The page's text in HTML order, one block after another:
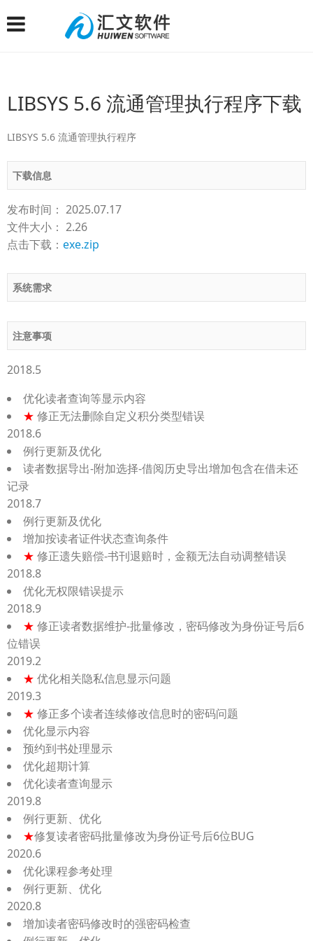
LIBSYS 5.6 流通管理执行程序下载
LIBSYS 5.6 流通管理执行程序
下载信息
发布时间： 2025.07.17
文件大小： 2.26
点击下载： exe.zip
系统需求
注意事项
2018.5
优化读者查询等显示内容
★ 修正无法删除自定义积分类型错误
2018.6
例行更新及优化
读者数据导出-附加选择-借阅历史导出增加包含在借未还
记录
2018.7
例行更新及优化
增加按读者证件状态查询条件
★ 修正遗失赔偿-书刊退赔时，金额无法自动调整错误
2018.8
优化无权限错误提示
2018.9
★ 修正读者数据维护-批量修改，密码修改为身份证号后6
位错误
2019.2
★ 优化相关隐私信息显示问题
2019.3
★ 修正多个读者连续修改信息时的密码问题
优化显示内容
预约到书处理显示
优化超期计算
优化读者查询显示
2019.8
例行更新、优化
★修复读者密码批量修改为身份证号后6位BUG
2020.6
优化课程参考处理
例行更新、优化
2020.8
增加读者密码修改时的强密码检查